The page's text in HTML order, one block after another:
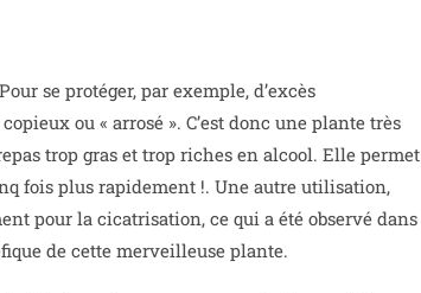
se protéger, par exemple, d’excès
ou « arrosé ». C’est donc une plante très
trop gras et trop riches en alcool. Elle permet
fois plus rapidement !. Une autre utilisation,
pour la cicatrisation, ce qui a été observé dans
de cette merveilleuse plante.